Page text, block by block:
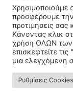
Διαχειριστής
©
Χρησιμοποιούμε
προσφέρουμε την
προτιμήσεις σας
Κάνοντας κλικ
χρήση ΟΛΩΝ των
επισκεφτείτε
μια ελεγχόμενη
Ρυθμίσεις Cookies